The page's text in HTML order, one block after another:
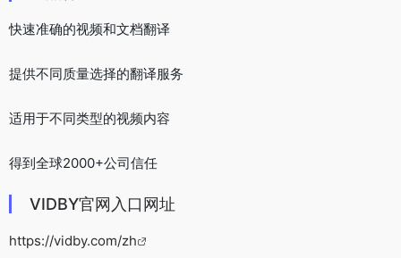
快速准确的视频和文档翻译
提供不同质量选择的翻译服务
适用于不同类型的视频内容
得到全球2000+公司信任
VIDBY官网入口网址
https://vidby.com/zh